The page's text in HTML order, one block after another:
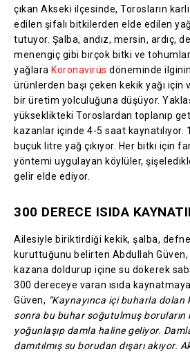
çıkan Akseki ilçesinde, Torosların
edilen şifalı bitkilerden elde edilen
tutuyor. Şalba, andız, mersin, ardıç,
menengiç gibi birçok bitki ve
yağlara Koronavirüs döneminde
ürünlerden başı çeken kekik yağı
bir üretim yolculuğuna düşüyor.
yükseklikteki Toroslardan toplanıp
kazanlar içinde 4-5 saat kaynatılıyor.
buçuk litre yağ çıkıyor. Her bitki için
yöntemi uygulayan köylüler,
gelir elde ediyor.
300 DERECE ISIDA
Ailesiyle biriktirdiği kekik, şalba,
kuruttuğunu belirten Abdullah
kazana doldurup içine su dökerek
300 dereceye varan ısıda kaynatmaya
Güven, “Kaynayınca içi buharla
sonra bu buhar soğutulmuş boruların
yoğunlaşıp damla haline geliyor.
damıtılmış su borudan dışarı akıyor.